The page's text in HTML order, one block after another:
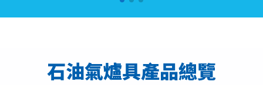
石油氣爐具產品總覽